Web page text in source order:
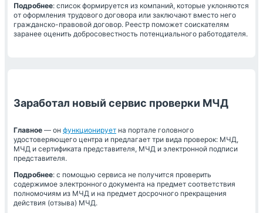
Подробнее: список формируется из компаний, которые уклоняются
от оформления трудового договора или заключают вместо него
гражданско-правовой договор. Реестр поможет соискателям
заранее оценить добросовестность потенциального работодателя.
Заработал новый сервис проверки МЧД
Главное — он функционирует на портале головного
удостоверяющего центра и предлагает три вида проверок: МЧД,
МЧД и сертификата представителя, МЧД и электронной подписи
представителя.
Подробнее: с помощью сервиса не получится проверить
содержимое электронного документа на предмет соответствия
полномочиям из МЧД и на предмет досрочного прекращения
действия (отзыва) МЧД.